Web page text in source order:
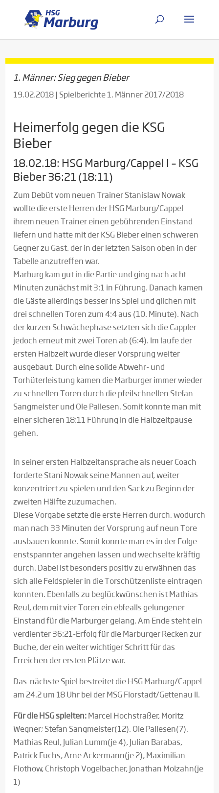
1. Männer: Sieg gegen Bieber
19.02.2018| Spielberichte 1. Männer 2017/2018
Heimerfolg gegen die KSG
Bieber
18.02.18: HSG Marburg/Cappel I – KSG
Bieber 36:21 (18:11)
Zum Debüt vom neuen Trainer Stanislaw Nowak
wollte die erste Herren der HSG Marburg/Cappel
ihrem neuen Trainer einen gebührenden Einstand
liefern und hatte mit der KSG Bieber einen schweren
Gegner zu Gast, der in der letzten Saison oben in der
Tabelle anzutreffen war.
Marburg kam gut in die Partie und ging nach acht
Minuten zunächst mit 3:1 in Führung. Danach kamen
die Gäste allerdings besser ins Spiel und glichen mit
drei schnellen Toren zum 4:4 aus (10. Minute). Nach
der kurzen Schwächephase setzten sich die Cappler
jedoch erneut mit zwei Toren ab (6:4). Im laufe der
ersten Halbzeit wurde dieser Vorsprung weiter
ausgebaut. Durch eine solide Abwehr- und
Torhüterleistung kamen die Marburger immer wieder
zu schnellen Toren durch die pfeilschnellen Stefan
Sangmeister und Ole Pallesen. Somit konnte man mit
einer sicheren 18:11 Führung in die Halbzeitpause
gehen.
In seiner ersten Halbzeitansprache als neuer Coach
forderte Stani Nowak seine Mannen auf, weiter
konzentriert zu spielen und den Sack zu Beginn der
zweiten Hälfte zuzumachen.
Diese Vorgabe setzte die erste Herren durch, wodurch
man nach 33 Minuten der Vorsprung auf neun Tore
ausbauen konnte. Somit konnte man es in der Folge
enstspannter angehen lassen und wechselte kräftig
durch. Dabei ist besonders positiv zu erwähnen das
sich alle Feldspieler in die Torschützenliste eintragen
konnten. Ebenfalls zu beglückwünschen ist Mathias
Reul, dem mit vier Toren ein ebfealls gelungener
Einstand für die Marburger gelang. Am Ende steht ein
verdienter 36:21-Erfolg für die Marburger Recken zur
Buche, der ein weiter wichtiger Schritt für das
Erreichen der ersten Plätze war.
Das nächste Spiel bestreitet die HSG Marburg/Cappel
am 24.2 um 18 Uhr bei der MSG Florstadt/Gettenau II.
Für die HSG spielten:Marcel Hochstraßer, Moritz
Wegner; Stefan Sangmeister(12), Ole Pallesen(7),
Mathias Reul, Julian Lumm(je 4), Julian Barabas,
Patrick Fuchs, Arne Ackermann(je 2), Maximilian
Flothow, Christoph Vogelbacher, Jonathan Molzahn(je
1)